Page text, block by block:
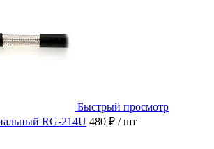
Быстрый просмотр
RG-214U 480 ₽ / шт